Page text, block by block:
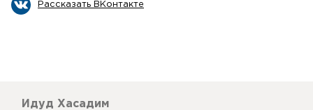
Рассказать ВКонтакте
Идуд Хасадим